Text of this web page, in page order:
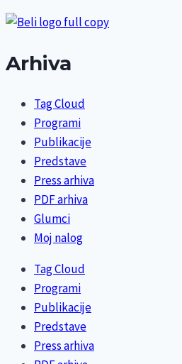
Arhiva
Tag Cloud
Programi
Publikacije
Predstave
Press arhiva
PDF arhiva
Glumci
Moj nalog
Tag Cloud
Programi
Publikacije
Predstave
Press arhiva